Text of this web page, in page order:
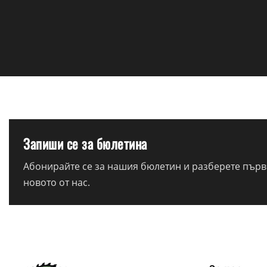
Запиши се за бюлетина
Абонирайте се за нашия бюлетин и разберете
новото от нас.